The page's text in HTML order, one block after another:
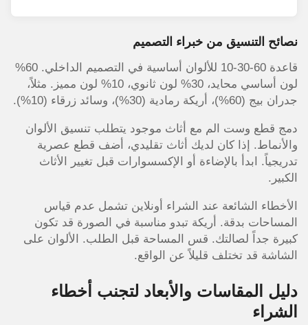
نصائح التنسيق من خبراء التصميم
قاعدة 60-30-10 للألوان أساسية في التصميم الداخلي. 60%
لون أساسي محايد، 30% لون ثانوي، 10% لون مميز. مثلاً،
جدران بيج (60%)، أريكة رمادية (30%)، وسائد زرقاء (10%).
دمج قطع وست الم مع أثاث موجود يتطلب تنسيق الألوان
والأنماط. إذا كان لديك أثاث تقليدي، أضف قطع عصرية
تدريجياً. ابدأ بالإضاءة أو الإكسسوارات قبل تغيير الأثاث
الكبير.
الأخطاء الشائعة عند الشراء أونلاين تشمل عدم قياس
المساحات بدقة. أريكة تبدو مناسبة في الصورة قد تكون
كبيرة جداً لصالتك. قس المساحة قبل الطلب. الألوان على
الشاشة قد تختلف قليلاً عن الواقع.
دليل المقاسات والأبعاد لتجنب أخطاء
الشراء